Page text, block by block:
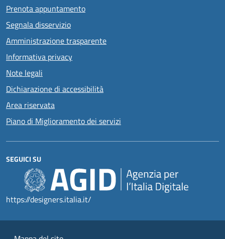
Prenota appuntamento
Segnala disservizio
Amministrazione trasparente
Informativa privacy
Note legali
Dichiarazione di accessibilità
Area riservata
Piano di Miglioramento dei servizi
SEGUICI SU
https://designers.italia.it/